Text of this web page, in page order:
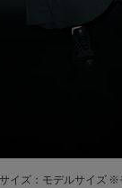
イズ：モデルサイズ